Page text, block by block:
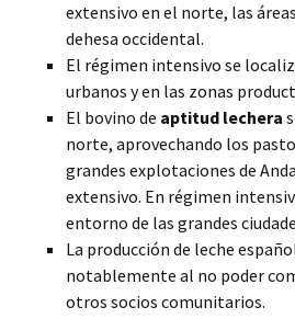
extensivo en el norte, las
dehesa occidental.
El régimen intensivo se
urbanos y en las zonas
El bovino de aptitud lechera
norte, aprovechando los
grandes explotaciones de
extensivo. En régimen
entorno de las grandes
La producción de leche
notablemente al no poder
otros socios comunitarios.